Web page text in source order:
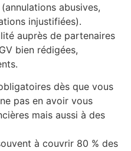
abusives,
injustifiées).
auprès de partenaires
bien rédigées,
dès que vous
pas en avoir vous
mais aussi à des
à couvrir 80 % des